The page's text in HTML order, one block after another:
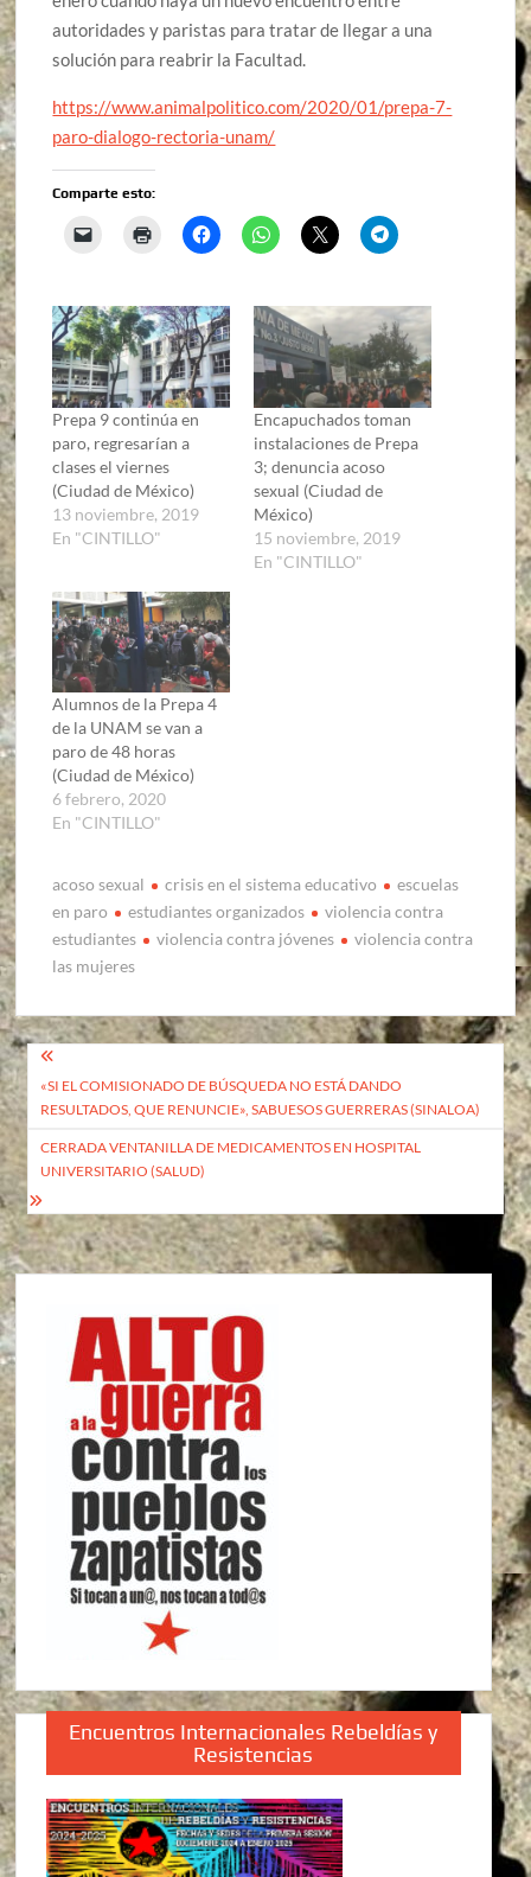
autoridades y paristas para tratar de llegar a una
solución para reabrir la Facultad.
https://www.animalpolitico.com/2020/01/prepa-7-
paro-dialogo-rectoria-unam/
Comparte esto:
Prepa 9 continúa en
paro, regresarían a
clases el viernes
(Ciudad de México)
13 noviembre, 2019
En "CINTILLO"
Encapuchados toman
instalaciones de Prepa
3; denuncia acoso
sexual (Ciudad de
México)
15 noviembre, 2019
En "CINTILLO"
Alumnos de la Prepa 4
de la UNAM se van a
paro de 48 horas
(Ciudad de México)
6 febrero, 2020
En "CINTILLO"
acoso sexual crisis en el sistema educativo
escuelas
en paro
estudiantes organizados
violencia contra
estudiantes
violencia contra jóvenes
violencia contra
las mujeres
Navegación
de
entradas
«SI EL COMISIONADO DE BÚSQUEDA NO ESTÁ DANDO
RESULTADOS, QUE RENUNCIE», SABUESOS GUERRERAS (SINALOA)
CERRADA VENTANILLA DE MEDICAMENTOS EN HOSPITAL
UNIVERSITARIO (SALUD)
Encuentros Internacionales Rebeldías y
Resistencias